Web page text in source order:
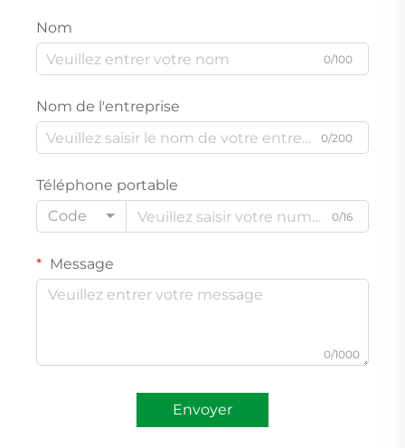
Nom
0/100
Nom de l'entreprise
0/200
Téléphone portable
Code
0/16
Message
0/1000
Envoyer